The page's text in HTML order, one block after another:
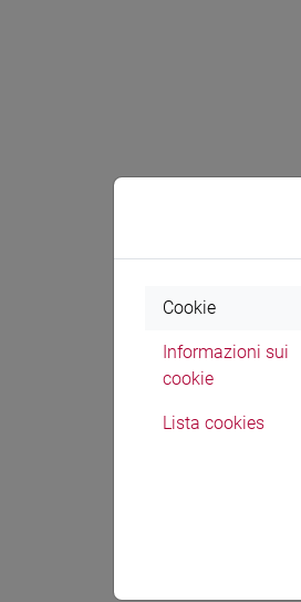
Cookie
Informazioni sui
cookie
Lista cookies